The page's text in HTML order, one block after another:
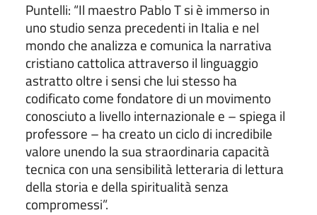
Puntelli: “Il maestro Pablo T si è immerso in
uno studio senza precedenti in Italia e nel
mondo che analizza e comunica la narrativa
cristiano cattolica attraverso il linguaggio
astratto oltre i sensi che lui stesso ha
codificato come fondatore di un movimento
conosciuto a livello internazionale e – spiega il
professore – ha creato un ciclo di incredibile
valore unendo la sua straordinaria capacità
tecnica con una sensibilità letteraria di lettura
della storia e della spiritualità senza
compromessi”.